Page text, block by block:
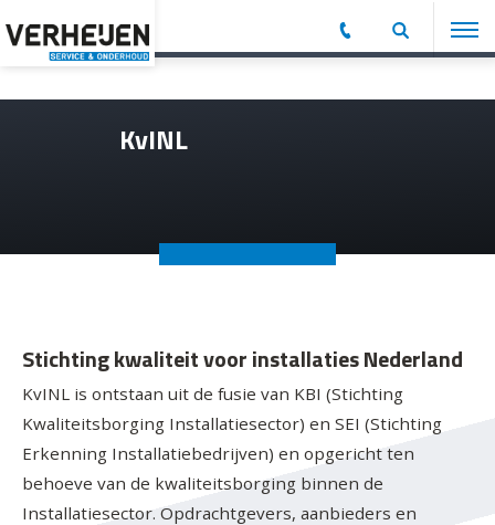
KvINL
Stichting kwaliteit voor installaties Nederland
KvINL is ontstaan uit de fusie van KBI (Stichting
Kwaliteitsborging Installatiesector) en SEI (Stichting
Erkenning Installatiebedrijven) en opgericht ten
behoeve van de kwaliteitsborging binnen de
Installatiesector. Opdrachtgevers, aanbieders en